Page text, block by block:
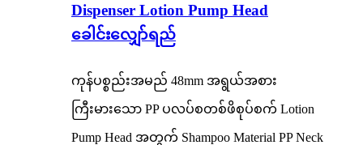
Dispenser Lotion Pump Head
ခေါင်းလျှော်ရည်
ကုန်ပစ္စည်းအမည် 48mm အရွယ်အစား
ကြီးမားသော PP ပလပ်စတစ်ဖိစုပ်စက် Lotion
Pump Head အတွက် Shampoo Material PP Neck